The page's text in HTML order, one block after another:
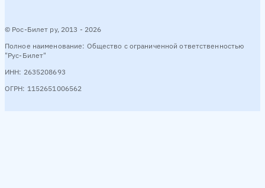
© Рос-Билет ру, 2013 - 2026
Полное наименование: Общество с ограниченной ответственностью
"Рус-Билет"
ИНН: 2635208693
ОГРН: 1152651006562